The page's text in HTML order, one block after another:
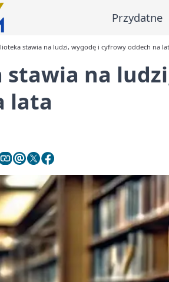
Przydatne
stawia na ludzi, wygodę i cyfrowy oddech na
na
lata